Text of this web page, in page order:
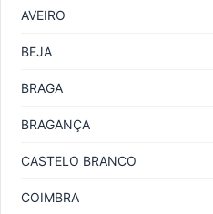
AVEIRO
BEJA
BRAGA
BRAGANÇA
CASTELO BRANCO
COIMBRA